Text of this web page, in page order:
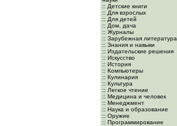
:: Детские книги
:: Для взрослых
:: Для детей
:: Дом, дача
:: Журналы
:: Зарубежная литература
:: Знания и навыки
:: Издательские решения
:: Искусство
:: История
:: Компьютеры
:: Кулинария
:: Культура
:: Легкое чтение
:: Медицина и человек
:: Менеджмент
:: Наука и образование
:: Оружие
:: Программирование